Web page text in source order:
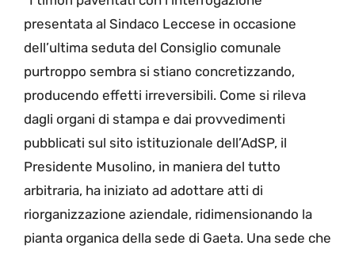
presentata al Sindaco Leccese in occasione
dell’ultima seduta del Consiglio comunale
purtroppo sembra si stiano concretizzando,
producendo effetti irreversibili. Come si rileva
dagli organi di stampa e dai provvedimenti
pubblicati sul sito istituzionale dell’AdSP, il
Presidente Musolino, in maniera del tutto
arbitraria, ha iniziato ad adottare atti di
riorganizzazione aziendale, ridimensionando la
pianta organica della sede di Gaeta. Una sede che